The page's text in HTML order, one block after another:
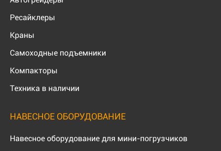
Ресайклеры
Краны
Самоходные подъемники
Компакторы
Техника в наличии
НАВЕСНОЕ ОБОРУДОВАНИЕ
Навесное оборудование для мини-погрузчиков